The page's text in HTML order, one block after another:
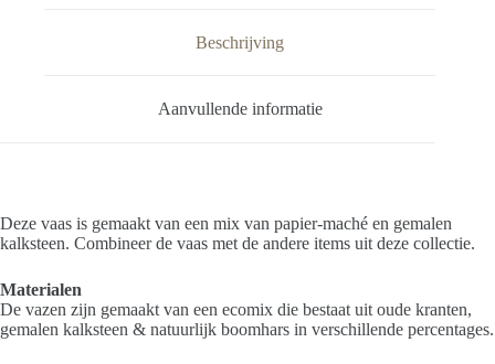
Beschrijving
Aanvullende informatie
Deze vaas is gemaakt van een mix van papier-maché en gemalen
kalksteen. Combineer de vaas met de andere items uit deze collectie.
Materialen
De vazen zijn gemaakt van een ecomix die bestaat uit oude kranten,
gemalen kalksteen & natuurlijk boomhars in verschillende percentages.